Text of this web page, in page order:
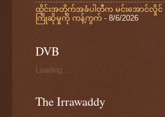
ထိုင်းအတိုက်အခံပါတီက မင်းအောင်လှိုင်
ကြိုဆိုမှုကို ကန့်ကွက် - 8/6/2026
DVB
Loading...
The Irrawaddy